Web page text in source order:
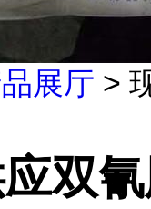
展厅 >
双